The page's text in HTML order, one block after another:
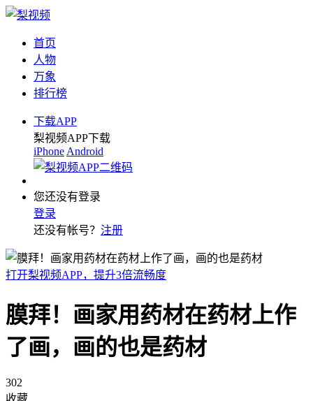
首页
人物
万象
排行榜
下载APP
梨视频APP下载
iPhone Android
您还没有登录
登录
还没有帐号？ 注册
打开梨视频APP，提升3倍流畅度
膜拜！画家用药材在药材上作
了画，画的也是药材
302
收藏